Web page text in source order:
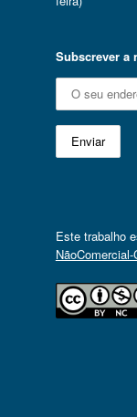
Subscrever a
Este trabalho